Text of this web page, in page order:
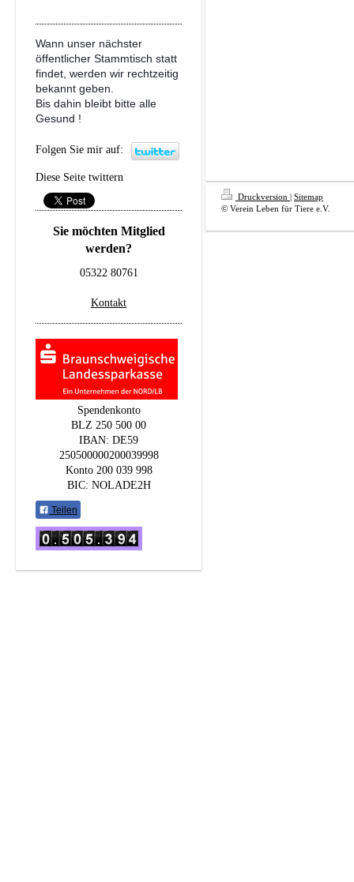
Wann unser nächster
öffentlicher Stammtisch statt
findet, werden wir rechtzeitig
bekannt geben.
Bis dahin bleibt bitte alle
Gesund !
Folgen Sie mir auf:
Diese Seite twittern
Sie möchten Mitglied
werden?
05322 80761
Kontakt
Spendenkonto
BLZ 250 500 00
IBAN: DE59
250500000200039998
Konto 200 039 998
BIC: NOLADE2H
Teilen
Druckversion | Sitemap
© Verein Leben für Tiere e.V.